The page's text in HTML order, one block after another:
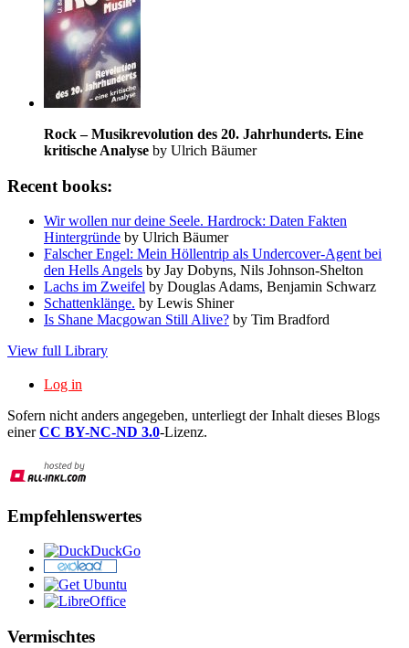
Rock – Musikrevolution des 20. Jahrhunderts. Eine
kritische Analyse by Ulrich Bäumer
Recent books:
Wir wollen nur deine Seele. Hardrock: Daten Fakten
Hintergründe by Ulrich Bäumer
Falscher Engel: Mein Höllentrip als Undercover-Agent bei
den Hells Angels by Jay Dobyns, Nils Johnson-Shelton
Lachs im Zweifel by Douglas Adams, Benjamin Schwarz
Schattenklänge. by Lewis Shiner
Is Shane Macgowan Still Alive? by Tim Bradford
View full Library
Log in
Sofern nicht anders angegeben, unterliegt der Inhalt dieses Blogs
einerCC BY-NC-ND 3.0-Lizenz.
Empfehlenswertes
Vermischtes